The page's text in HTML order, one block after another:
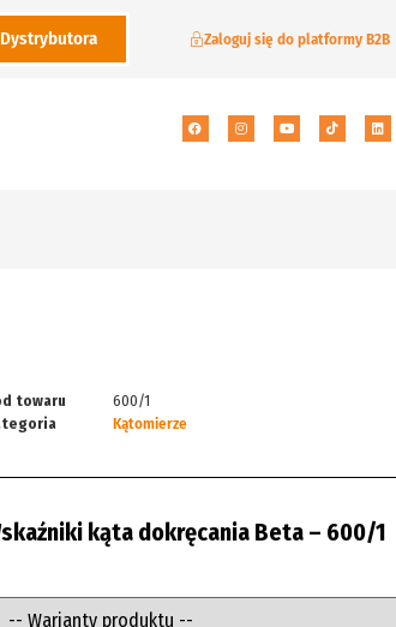
Zaloguj się do platformy B2B
towaru
600/1
Kątomierze
kąta dokręcania Beta – 600/1